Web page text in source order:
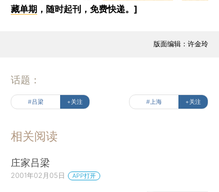
藏单期 ，随时起刊，免费快递。]
版面编辑：许金玲
话题：
#吕梁 +关注 #上海 +关注
相关阅读
庄家吕梁
2001年02月05日 APP打开